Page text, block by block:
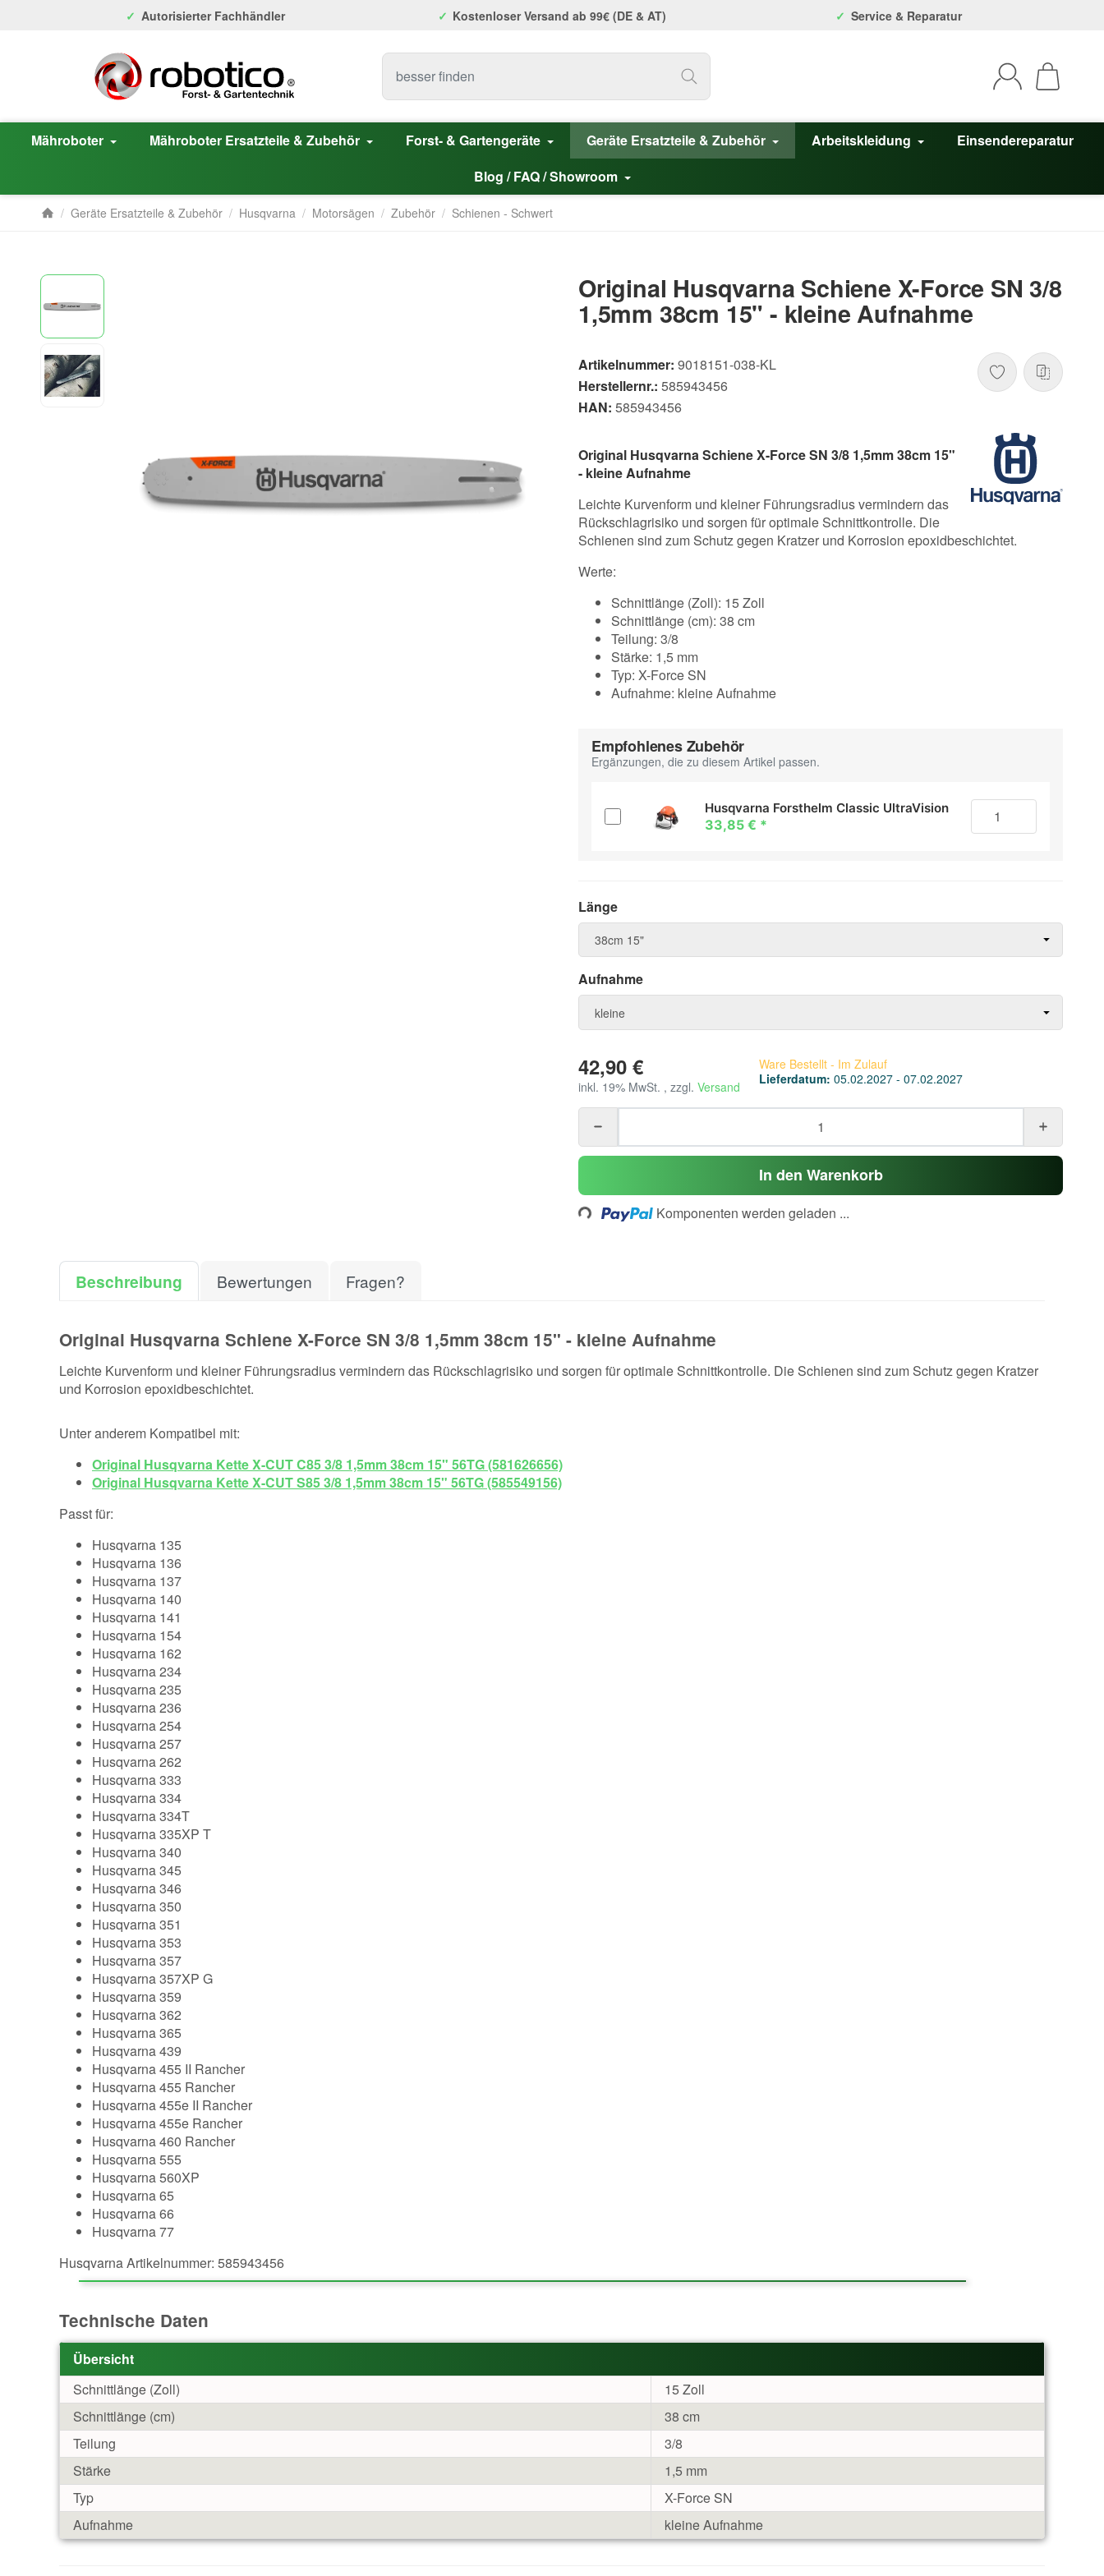
Autorisierter Fachhändler Kostenloser Versand ab 99€ (DE & AT) Service & Reparatur
Mähroboter Mähroboter Ersatzteile & Zubehör Forst- & Gartengeräte Geräte Ersatzteile & Zubehör Arbeitskleidung
Einsendereparatur
Blog / FAQ / Showroom
/ Geräte Ersatzteile & Zubehör / Husqvarna / Motorsägen / Zubehör / Schienen - Schwert
Original Husqvarna Schiene X-Force SN 3/8
1,5mm 38cm 15" - kleine Aufnahme
Artikelnummer: 9018151-038-KL
Herstellernr.: 585943456
HAN: 585943456
Original Husqvarna Schiene X-Force SN 3/8 1,5mm 38cm 15"
- kleine Aufnahme
Leichte Kurvenform und kleiner Führungsradius vermindern das
Rückschlagrisiko und sorgen für optimale Schnittkontrolle. Die
Schienen sind zum Schutz gegen Kratzer und Korrosion epoxidbeschichtet.
Werte:
Schnittlänge (Zoll): 15 Zoll
Schnittlänge (cm): 38 cm
Teilung: 3/8
Stärke: 1,5 mm
Typ: X-Force SN
Aufnahme: kleine Aufnahme
Empfohlenes Zubehör
Ergänzungen, die zu diesem Artikel passen.
Husqvarna Forsthelm Classic UltraVision
33,85 € *
Länge
Länge
38cm 15"
Aufnahme
Aufnahme
kleine
42,90 €
inkl. 19% MwSt. , zzgl. Versand
Ware Bestellt - Im Zulauf
Lieferdatum: 05.02.2027 - 07.02.2027
In den Warenkorb
Loading... Komponenten werden geladen ...
Beschreibung Bewertungen Fragen?
Original Husqvarna Schiene X-Force SN 3/8 1,5mm 38cm 15" - kleine Aufnahme
Leichte Kurvenform und kleiner Führungsradius vermindern das Rückschlagrisiko und sorgen für optimale Schnittkontrolle. Die Schienen sind zum Schutz gegen Kratzer
und Korrosion epoxidbeschichtet.
Unter anderem Kompatibel mit:
Original Husqvarna Kette X-CUT C85 3/8 1,5mm 38cm 15" 56TG (581626656)
Original Husqvarna Kette X-CUT S85 3/8 1,5mm 38cm 15" 56TG (585549156)
Passt für:
Husqvarna 135
Husqvarna 136
Husqvarna 137
Husqvarna 140
Husqvarna 141
Husqvarna 154
Husqvarna 162
Husqvarna 234
Husqvarna 235
Husqvarna 236
Husqvarna 254
Husqvarna 257
Husqvarna 262
Husqvarna 333
Husqvarna 334
Husqvarna 334T
Husqvarna 335XP T
Husqvarna 340
Husqvarna 345
Husqvarna 346
Husqvarna 350
Husqvarna 351
Husqvarna 353
Husqvarna 357
Husqvarna 357XP G
Husqvarna 359
Husqvarna 362
Husqvarna 365
Husqvarna 439
Husqvarna 455 II Rancher
Husqvarna 455 Rancher
Husqvarna 455e II Rancher
Husqvarna 455e Rancher
Husqvarna 460 Rancher
Husqvarna 555
Husqvarna 560XP
Husqvarna 65
Husqvarna 66
Husqvarna 77
Husqvarna Artikelnummer: 585943456
Technische Daten
Übersicht
Schnittlänge (Zoll)
15 Zoll
Schnittlänge (cm)
38 cm
Teilung
3/8
Stärke
1,5 mm
Typ
X-Force SN
Aufnahme
kleine Aufnahme